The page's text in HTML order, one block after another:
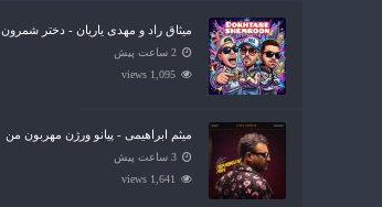
میثاق راد و مهدی یاریان - دختر شمرون
2 ساعت پیش
1,095 views
میثم ابراهیمی - پیانو ورژن مهربون من
3 ساعت پیش
1,641 views